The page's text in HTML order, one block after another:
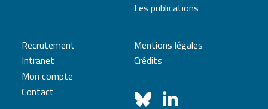
Les publications
Recrutement
Intranet
Mon compte
Contact
Mentions légales
Crédits